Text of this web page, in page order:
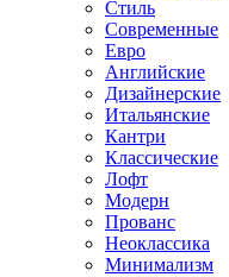
Стиль
Современные
Евро
Английские
Дизайнерские
Итальянские
Кантри
Классические
Лофт
Модерн
Прованс
Неоклассика
Минимализм